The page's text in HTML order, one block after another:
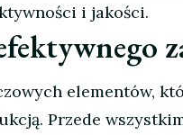
i jakości.
elementów,
Przede